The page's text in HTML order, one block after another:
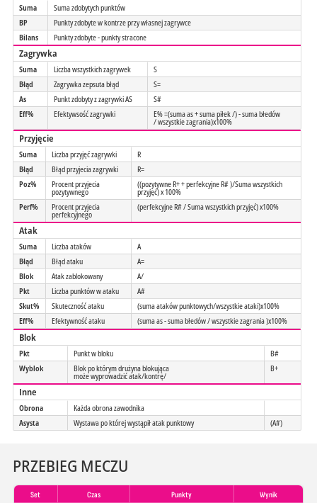
Suma
Suma zdobytych punktów
BP
Punkty zdobyte w kontrze przy własnej zagrywce
Bilans
Punkty zdobyte - punkty stracone
Zagrywka
Suma Liczba wszystkich zagrywek
S
Błąd
Zagrywka zepsuta błąd
S=
As
Punkt zdobyty z zagrywki AS
S#
Eff%
Efektywsość zagrywki E% =(suma as + suma piłek /) - suma błedów
/ wszystkie zagrania)x100%
Przyjęcie
Suma Liczba przyjęć zagrywki
R
Błąd
Błąd przyjecia zagrywki
R=
Poz%
Procent przyjecia
pozytywnego
((pozytywne R+ + perfekcyjne R# )/Suma wszystkich
przyjęć) x 100%
Perf%
Procent przyjecia
perfekcyjnego
(perfekcyjne R# / Suma wszystkich przyjęć) x100%
Atak
Suma Liczba ataków
A
Błąd
Błąd ataku
A=
Blok
Atak zablokowany
A/
Pkt
Liczba punktów w ataku
A#
Skut%
Skuteczność ataku
(suma ataków punktowych/wszystkie ataki)x100%
Eff%
Efektywność ataku (suma as - suma błedów / wszystkie zagrania )x100%
Blok
Pkt Punkt w bloku
B#
Wyblok
Blok po którym drużyna blokująca
może wyprowadzić atak/kontrę/
B+
Inne
Obrona
Każda obrona zawodnika
Asysta
Wystawa po której wystąpił atak punktowy (A#)
PRZEBIEG MECZU
Set Czas Punkty Wynik